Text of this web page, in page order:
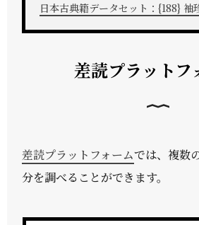
日本古典籍データセット：{188}
差読プラットフ
差読プラットフォームでは、複数
分を調べることができます。